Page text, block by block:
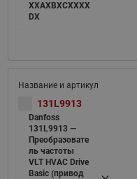
XXAXBXCXXXX
DX
131L9913
Danfoss
131L9913 —
Преобразовате
ль частоты
VLT HVAC Drive
Basic (привод